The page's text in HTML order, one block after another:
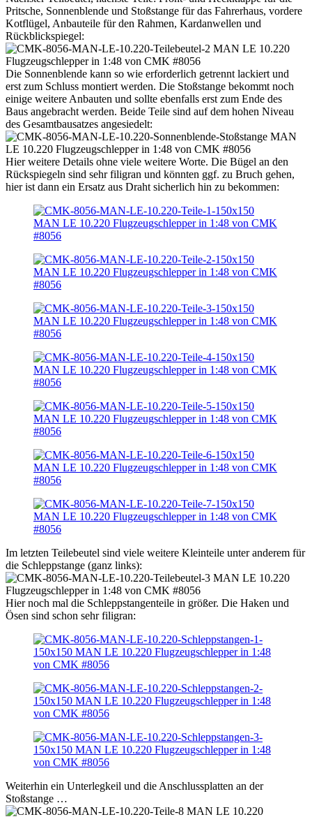
Pritsche, Sonnenblende und Stoßstange für das Fahrerhaus, vordere
Kotflügel, Anbauteile für den Rahmen, Kardanwellen und
Rückblickspiegel:
Die Sonnenblende kann so wie erforderlich getrennt lackiert und
erst zum Schluss montiert werden. Die Stoßstange bekommt noch
einige weitere Anbauten und sollte ebenfalls erst zum Ende des
Baus angebracht werden. Beide Teile sind auf dem hohen Niveau
des Gesamtbausatzes angesiedelt:
Hier weitere Details ohne viele weitere Worte. Die Bügel an den
Rückspiegeln sind sehr filigran und könnten ggf. zu Bruch gehen,
hier ist dann ein Ersatz aus Draht sicherlich hin zu bekommen:
Im letzten Teilebeutel sind viele weitere Kleinteile unter anderem für
die Schleppstange (ganz links):
Hier noch mal die Schleppstangenteile in größer. Die Haken und
Ösen sind schon sehr filigran:
Weiterhin ein Unterlegkeil und die Anschlussplatten an der
Stoßstange …